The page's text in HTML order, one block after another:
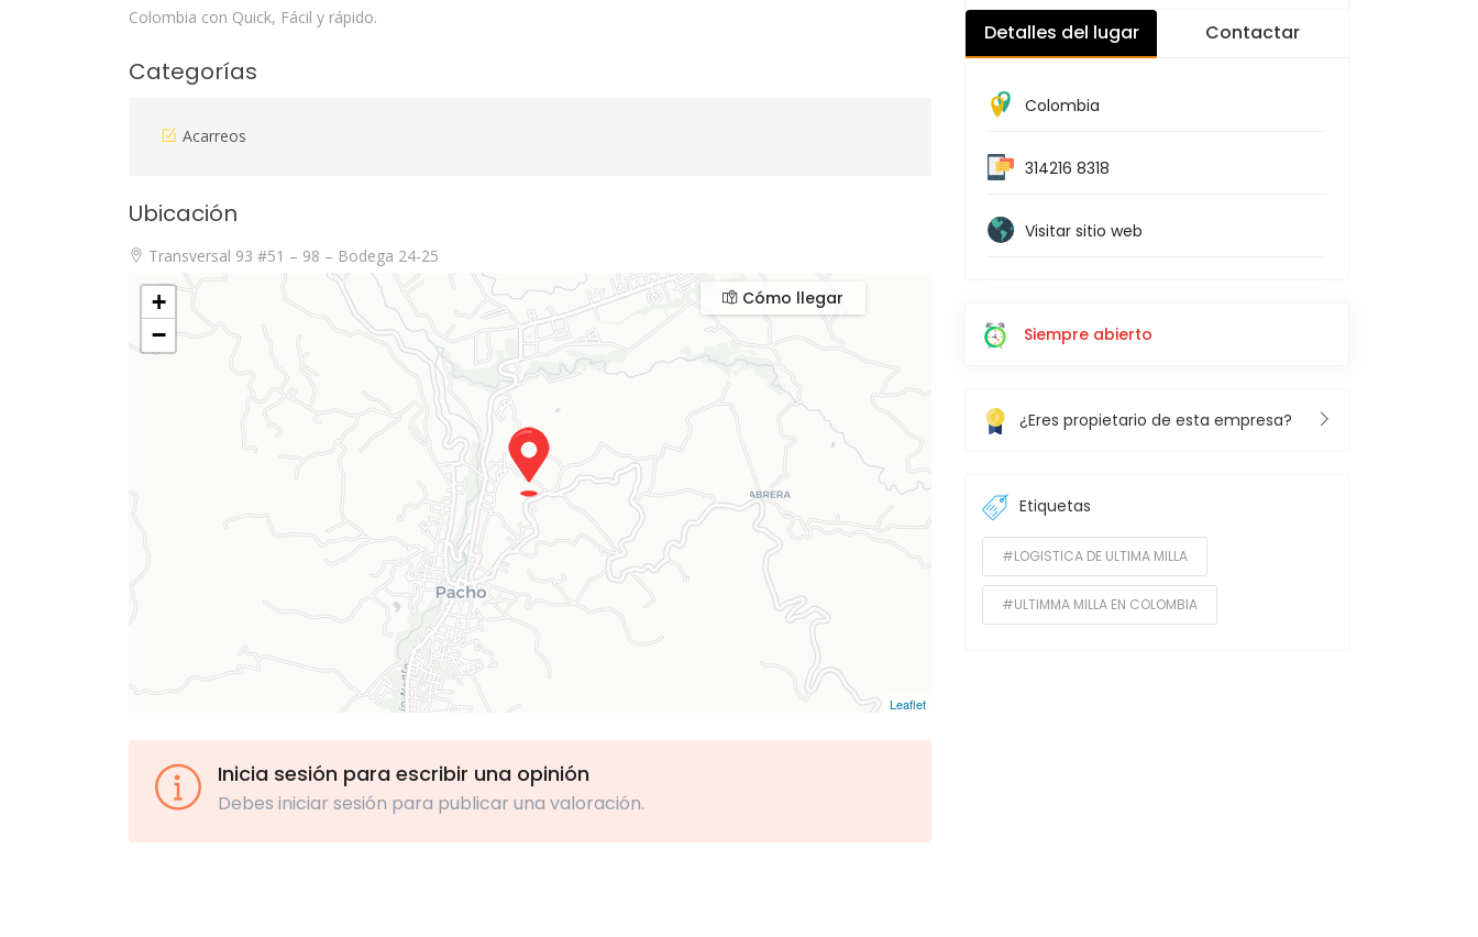
Colombia con Quick, Fácil y rápido.
Categorías
Acarreos
Ubicación
Transversal 93 #51 – 98 – Bodega 24-25
+
−
Leaflet
Cómo llegar
Inicia sesión para escribir una opinión
Debes iniciar sesión para publicar una valoración.
Detalles del lugar Contactar
Colombia
314216 8318
Visitar sitio web
Siempre abierto
¿Eres propietario de esta empresa?
Etiquetas
#LOGISTICA DE ULTIMA MILLA
#ULTIMMA MILLA EN COLOMBIA